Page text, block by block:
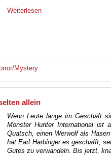
Weiterlesen
Mystery
allein
Wenn Leute lange im Geschäft
Monster Hunter International ist
Quatsch, einen Werwolf als
hat Earl Harbinger es geschafft,
Gutes zu verwandeln. Bis jetzt,